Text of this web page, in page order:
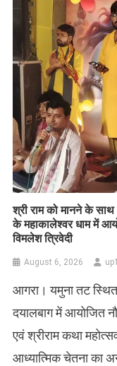
​श्री राम को मानने के
के महाकालेश्वर धाम में
विमलेश त्रिवेदी
August 6, 2026
आगरा। यमुना तट स्थित
दयालबाग में आयोजित
एवं श्रीराम कथा
आध्यात्मिक चेतना का